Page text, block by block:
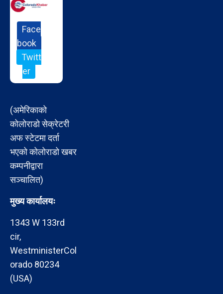
Face
book
Twitt
er
(अमेरिकाको
कोलोराडो सेक्रेटरी
अफ स्टेटमा दर्ता
भएको कोलोराडो खबर
कम्पनीद्वारा
सञ्चालित)
मुख्य कार्यालयः
1343 W 133rd
cir,
WestministerCol
orado 80234
(USA)